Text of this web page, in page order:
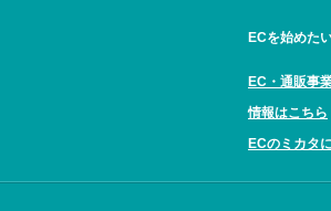
ECを始めた
EC・通販事
情報はこちら
ECのミカタ